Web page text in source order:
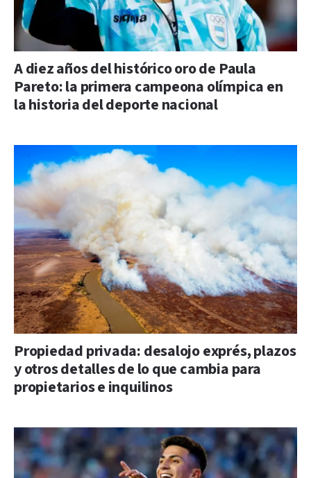
A diez años del histórico oro de Paula
Pareto: la primera campeona olímpica en
la historia del deporte nacional
Propiedad privada: desalojo exprés, plazos
y otros detalles de lo que cambia para
propietarios e inquilinos